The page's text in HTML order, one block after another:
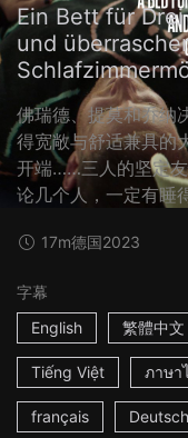
Ein Bett für
und
佛瑞德、提莫和乔纳
得宽敞与舒适兼具的
开端……三人的坚定
论几个人，一定有睡
17m德国2023
字幕
English
繁體中文
Tiếng Việt ภาษา
français Deutsch